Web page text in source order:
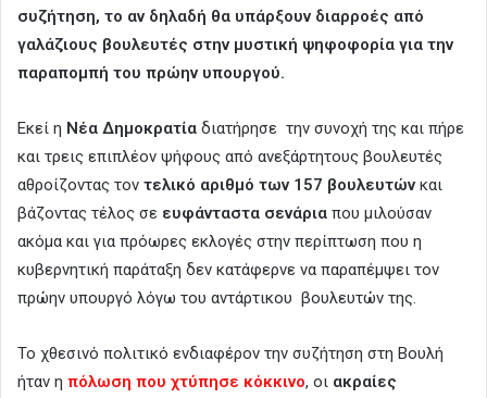
συζήτηση, το αν δηλαδή θα υπάρξουν διαρροές από
γαλάζιους βουλευτές στην μυστική ψηφοφορία για την
παραπομπή του πρώην υπουργού.
Εκεί η Νέα Δημοκρατία διατήρησε την συνοχή της και πήρε
και τρεις επιπλέον ψήφους από ανεξάρτητους βουλευτές
αθροίζοντας τον τελικό αριθμό των 157 βουλευτών και
βάζοντας τέλος σε ευφάνταστα σενάρια που μιλούσαν
ακόμα και για πρόωρες εκλογές στην περίπτωση που η
κυβερνητική παράταξη δεν κατάφερνε να παραπέμψει τον
πρώην υπουργό λόγω του αντάρτικου βουλευτών της.
Το χθεσινό πολιτικό ενδιαφέρον την συζήτηση στη Βουλή
ήταν η πόλωση που χτύπησε κόκκινο, οι ακραίες